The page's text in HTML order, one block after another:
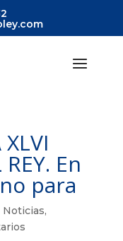
En
para
Noticias,